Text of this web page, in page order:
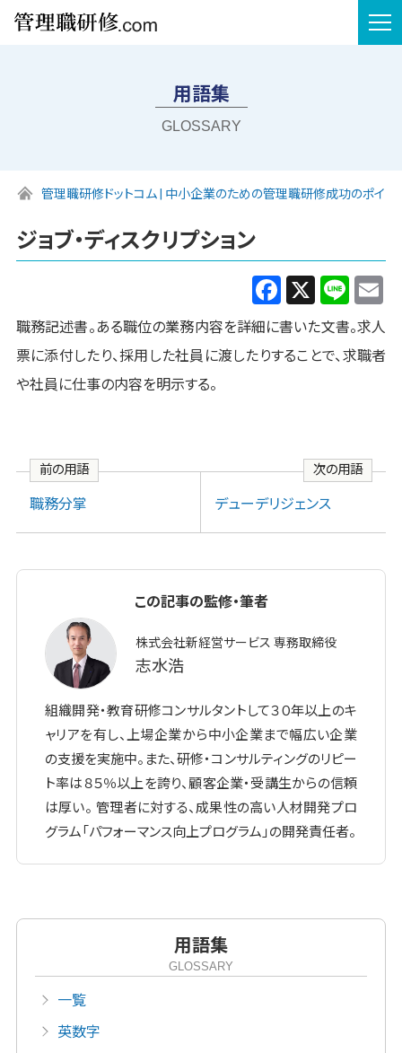
用語集
GLOSSARY
管理職研修ドットコム | 中小企業のための管理職研修成功のポイン
ジョブ・ディスクリプション
Facebook
X Line
職務記述書。ある職位の業務内容を詳細に書いた文書。求人
票に添付したり、採用した社員に渡したりすることで、求職者
や社員に仕事の内容を明示する。
前の用語
職務分掌
次の用語
デューデリジェンス
この記事の監修・筆者
株式会社新経営サービス 専務取締役
志水浩
組織開発・教育研修コンサルタントして３０年以上のキ
ャリアを有し、上場企業から中小企業まで幅広い企業
の支援を実施中。また、研修・コンサルティングのリピー
ト率は８５％以上を誇り、顧客企業・受講生からの信頼
は厚い。 管理者に対する、成果性の高い人材開発プロ
グラム「パフォーマンス向上プログラム」の開発責任者。
用語集
GLOSSARY
一覧
英数字